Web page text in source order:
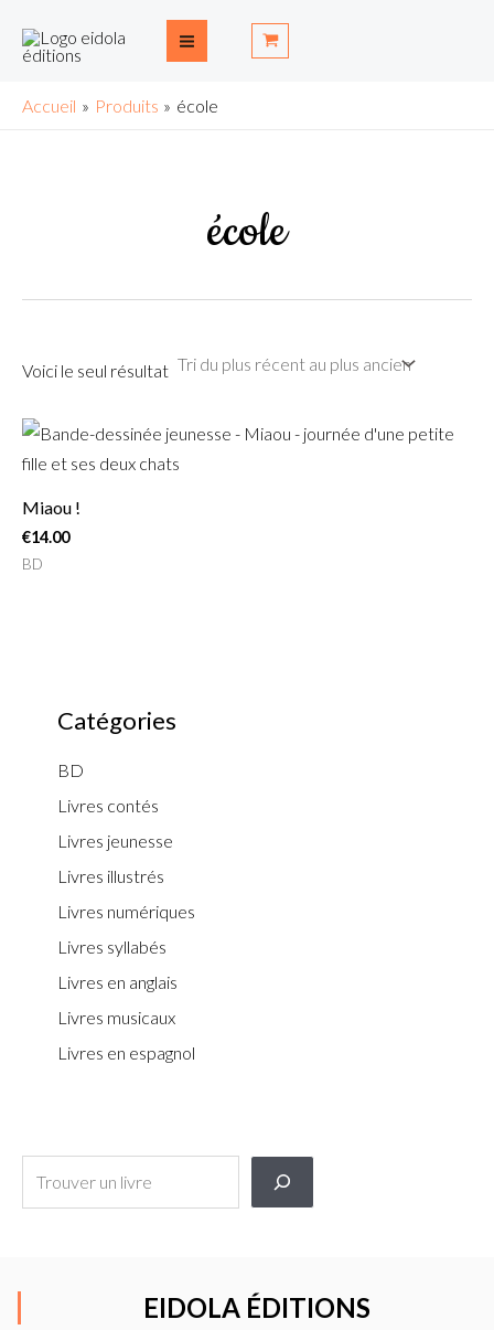
Main
Menu
Accueil Produits école
école
Voici le seul résultat
Miaou !
€14.00
BD
Catégories
BD
Livres contés
Livres jeunesse
Livres illustrés
Livres numériques
Livres syllabés
Livres en anglais
Livres musicaux
Livres en espagnol
e
EIDOLA ÉDITIONS